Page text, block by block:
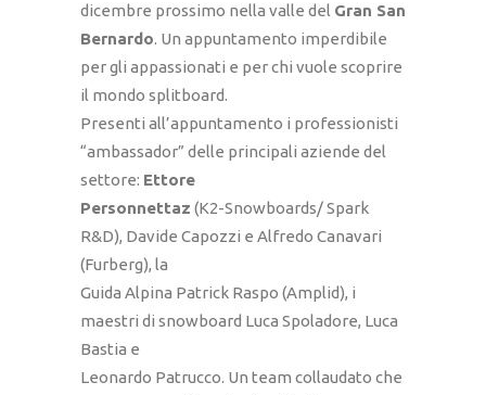
dicembre prossimo nella valle del Gran San
Bernardo. Un appuntamento imperdibile
per gli appassionati e per chi vuole scoprire
il mondo splitboard.
Presenti all’appuntamento i professionisti
“ambassador” delle principali aziende del
settore: Ettore
Personnettaz (K2-Snowboards/ Spark
R&D), Davide Capozzi e Alfredo Canavari
(Furberg), la
Guida Alpina Patrick Raspo (Amplid), i
maestri di snowboard Luca Spoladore, Luca
Bastia e
Leonardo Patrucco. Un team collaudato che